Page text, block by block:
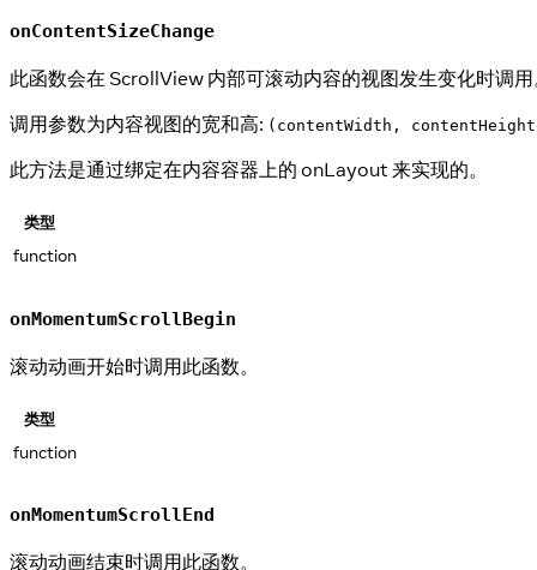
onContentSizeChange
此函数会在 ScrollView 内部可滚动内容的视图发生变化时调
调用参数为内容视图的宽和高: (contentWidth,
此方法是通过绑定在内容容器上的 onLayout 来实现的。
类型
function
onMomentumScrollBegin
滚动动画开始时调用此函数。
类型
function
onMomentumScrollEnd
滚动动画结束时调用此函数。